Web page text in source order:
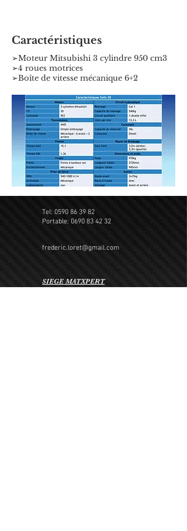
Caractéristiques
➢Moteur Mitsubishi 3 cylindre 950 cm3
➢4 roues motrices
➢Boîte de vitesse mécanique 6+2
Tel: 0590 86 39 82
Portable: 0690 83 42 32
frederic.loret@gmail.com
SIEGE MATXPERT